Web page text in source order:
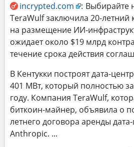
incrypted.com : Выбирайте
TeraWulf заключила 20-летний
на размещение ИИ-
ожидает около $19 млрд
течение срока действия
В Кентукки построят дата-
401 МВт, который полностью
году. Компания TeraWulf,
биткоин-майнер, объявила о
летнего договора аренды
Anthropic.